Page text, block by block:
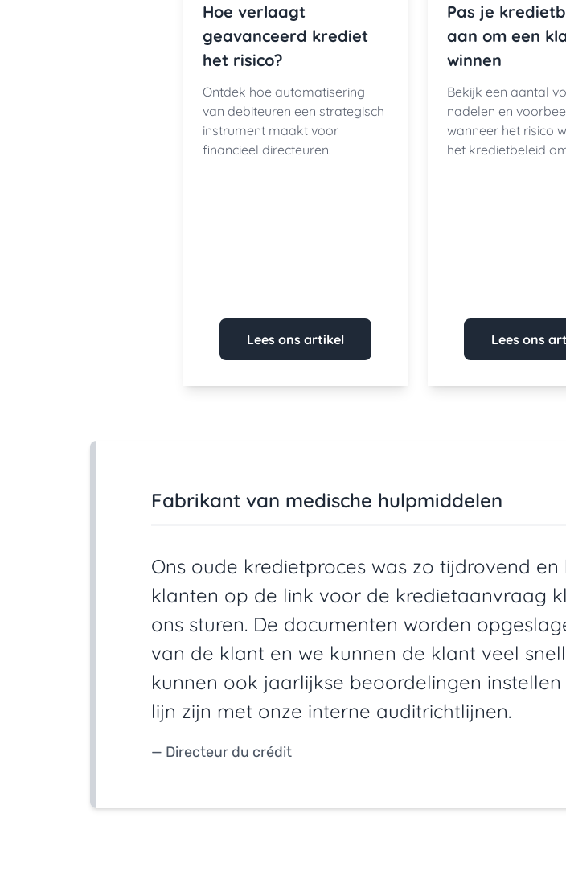
Hoe verlaagt
geavanceerd krediet
het risico?
Ontdek hoe automatisering
van debiteuren een strategisch
instrument maakt voor
financieel directeuren.
Lees ons artikel
Pas je
aan om een
winnen
Bekijk een aantal
nadelen en
wanneer het risico
het kredietbeleid
Lees ons
Fabrikant van medische hulpmiddelen
Ons oude kredietproces was zo tijdrovend
klanten op de link voor de kredietaanvraag
ons sturen. De documenten worden
van de klant en we kunnen de klant veel
kunnen ook jaarlijkse beoordelingen
lijn zijn met onze interne auditrichtlijnen.
— Directeur du crédit